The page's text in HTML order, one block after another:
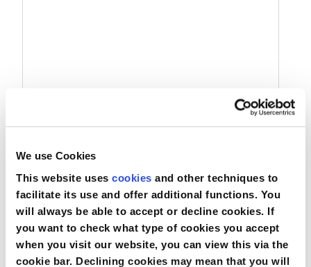
We use Cookies
This website uses cookies and other techniques to
facilitate its use and offer additional functions. You
will always be able to accept or decline cookies. If
you want to check what type of cookies you accept
when you visit our website, you can view this via the
cookie bar. Declining cookies may mean that you will
Eclipse Kraniotomie-Set 2
Vergleichen